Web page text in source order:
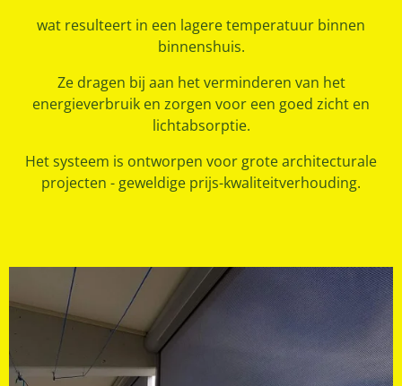
wat resulteert in een lagere temperatuur binnen
binnenshuis.
Ze dragen bij aan het verminderen van het
energieverbruik en zorgen voor een goed zicht en
lichtabsorptie.
Het systeem is ontworpen voor grote architecturale
projecten - geweldige prijs-kwaliteitverhouding.